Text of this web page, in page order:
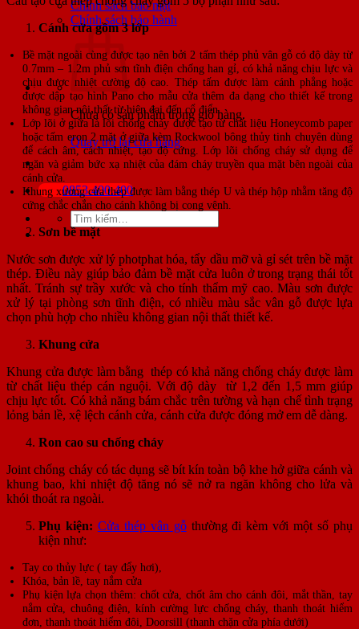
Chính sách bảo mật
Chính sách bảo hành
Chưa có sản phẩm trong giỏ hàng.
Quay trở lại cửa hàng
0853.400.400
Tìm
kiếm:
Cánh cửagồm 3 lớp
Bề mặt ngoài cùng được tạo nên bởi 2 tấm thép phủ vân gỗ có độ dày từ
0.7mm – 1.2m phủ sơn tĩnh điện chống han gỉ, có khả năng chịu lực và
chịu được nhiệt cường độ cao. Thép tấm được làm cánh phẳng hoặc
được dập tạo hình Pano cho mẫu cửa thêm đa dạng cho thiết kế trong
không gian nội thất từ hiện đại đến cổ điển.
Lớp lõi ở giữa là lõi chống cháy được tạo từ chất liệu Honeycomb paper
hoặc tấm eron 2 mặt ở giữa kèm Rockwool bông thủy tinh chuyên dùng
để cách âm, cách nhiệt, tạo độ cứng. Lớp lõi chống cháy sử dụng để
ngăn và giảm bức xạ nhiệt của đám cháy truyền qua mặt bên ngoài của
cánh cửa.
Khung xương cửa thép được làm bằng thép U và thép hộp nhằm tăng độ
cứng chắc chắn cho cánh không bị cong vênh.
Sơn bề mặt
Nước sơn được xử lý photphat hóa, tẩy dầu mỡ và gỉ sét trên bề mặt
thép. Điều này giúp bảo đảm bề mặt cửa luôn ở trong trạng thái tốt
nhất. Tránh sự trầy xước và cho tính thẩm mỹ cao. Màu sơn được
xử lý tại phòng sơn tĩnh điện, có nhiều màu sắc vân gỗ được lựa
chọn phù hợp cho nhiều không gian nội thất thiết kế.
Khung cửa
Khung cửa được làm bằng thép có khả năng chống cháy được làm
từ chất liệu thép cán nguội. Với độ dày từ 1,2 đến 1,5 mm giúp
chịu lực tốt. Có khả năng bám chắc trên tường và hạn chế tình trạng
lỏng bản lề, xệ lệch cánh cửa, cánh cửa được đóng mở em dễ dàng.
Ron cao su chống cháy
Joint chống cháy có tác dụng sẽ bít kín toàn bộ khe hở giữa cánh và
khung bao, khi nhiệt độ tăng nó sẽ nở ra ngăn không cho lửa và
khói thoát ra ngoài.
Phụ kiện: Cửa thép vân gỗthường đi kèm với một số phụ
kiện như:
Tay co thủy lực ( tay đẩy hơi),
Khóa, bản lề, tay nắm cửa
Phụ kiện lựa chọn thêm: chốt cửa, chốt âm cho cánh đôi, mắt thần, tay
nắm cửa, chuông điện, kính cường lực chống cháy, thanh thoát hiểm
đơn, thanh thoát hiểm đôi, Doorsill (thanh chặn cửa phía dưới)